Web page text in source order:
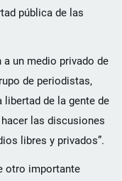
pública de las
un medio privado de
de periodistas,
de la gente de
las discusiones
libres y privados”.
otro importante